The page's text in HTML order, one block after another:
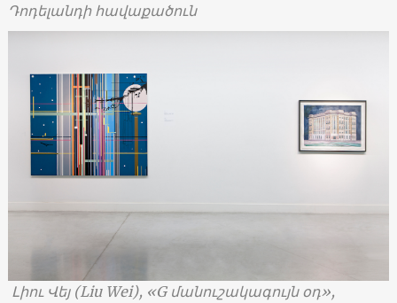
Դոդելանդի հավաքածուն
Լիու Վեյ(Liu Wei), «G մանուշակագույն օդ»,